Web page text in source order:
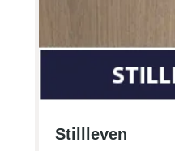
Stillleven